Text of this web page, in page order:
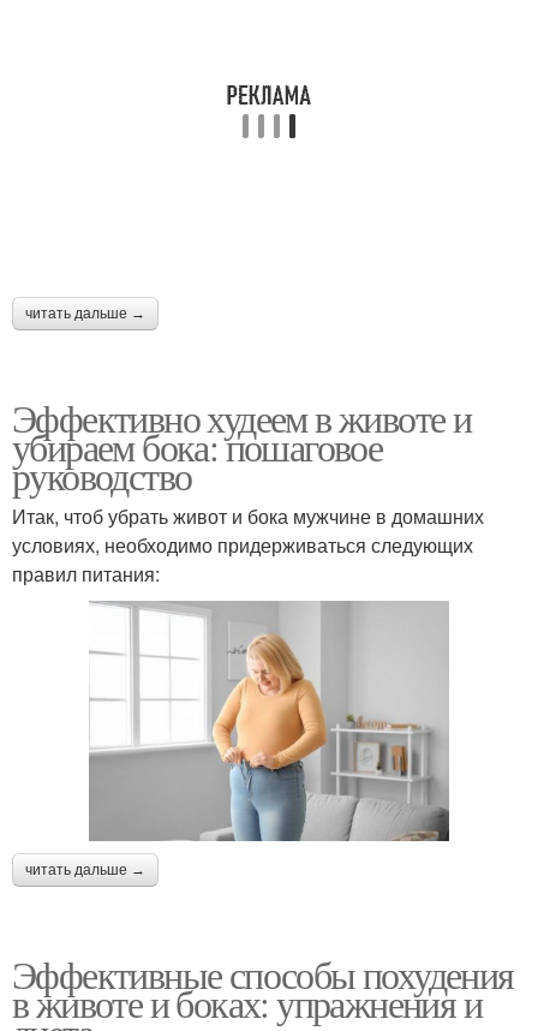
читать дальше →
Эффективно худеем в животе и
убираем бока: пошаговое
руководство
Итак, чтоб убрать живот и бока мужчине в домашних
условиях, необходимо придерживаться следующих
правил питания:
читать дальше →
Эффективные способы похудения
в животе и боках: упражнения и